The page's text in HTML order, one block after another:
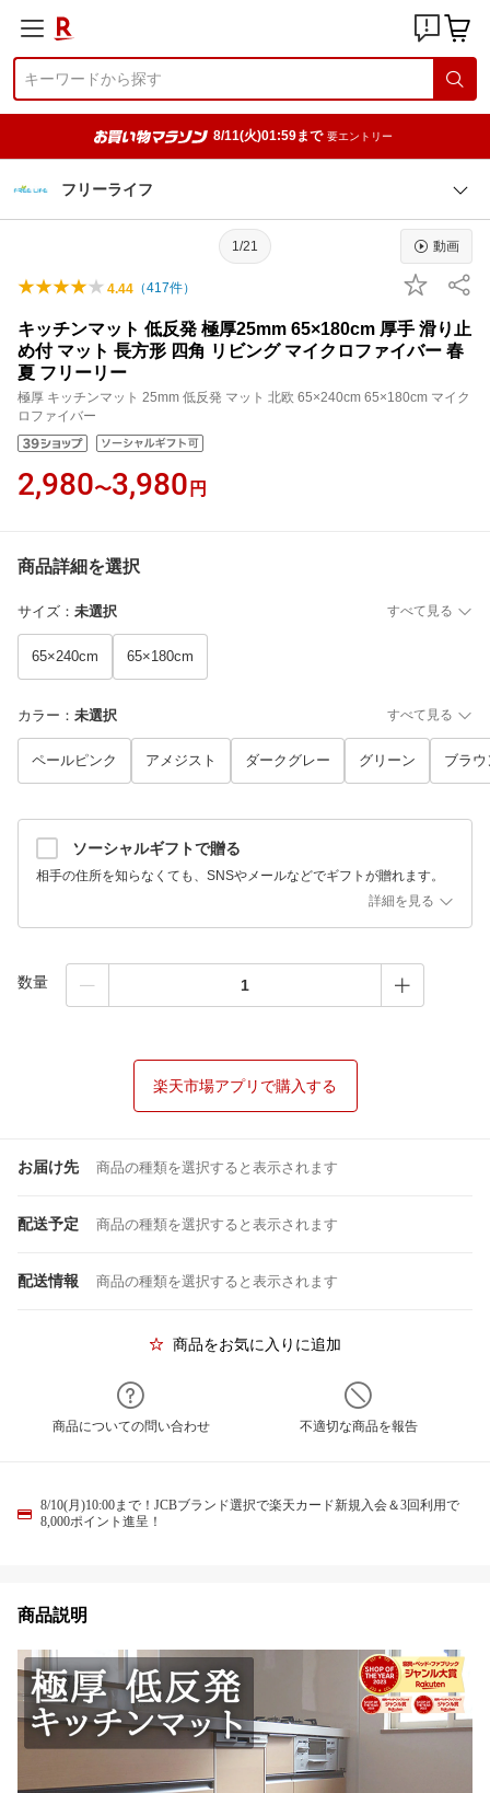
8/11(火)01:59まで 要エントリー
フリーライフ
1/21 動画
4.44 （417件）
キッチンマット 低反発 極厚25mm 65×180cm 厚手 滑り止
め付 マット 長方形 四角 リビング マイクロファイバー 春
夏 フリーリー
極厚 キッチンマット 25mm 低反発 マット 北欧 65×240cm 65×180cm マイク
ロファイバー
2,980〜3,980 円
商品詳細を選択
サイズ ： 未選択 すべて見る
65×240cm 65×180cm
カラー ： 未選択 すべて見る
ペールピンク アメジスト ダークグレー グリーン ブラウ
ソーシャルギフトで贈る
相手の住所を知らなくても、SNSやメールなどでギフトが贈れます。
詳細を見る
数量
楽天市場アプリで購入する
お届け先 商品の種類を選択すると表示されます
配送予定 商品の種類を選択すると表示されます
配送情報 商品の種類を選択すると表示されます
商品をお気に入りに追加
商品についての問い合わせ 不適切な商品を報告
8/10(月)10:00まで！JCBブランド選択で楽天カード新規入会＆3回利用で
8,000ポイント進呈！
商品説明